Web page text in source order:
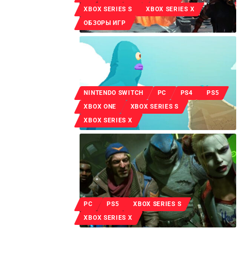
XBOX SERIES S
XBOX SERIES X
ОБЗОРЫ ИГР
NINTENDO SWITCH PC PS4
PS5
XBOX ONE
XBOX SERIES S
XBOX SERIES X
PC PS5
XBOX SERIES S
XBOX SERIES X